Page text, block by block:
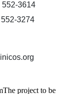
552-3614
3274